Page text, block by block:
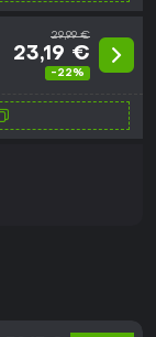
29,99 €
23,19 €
-22%